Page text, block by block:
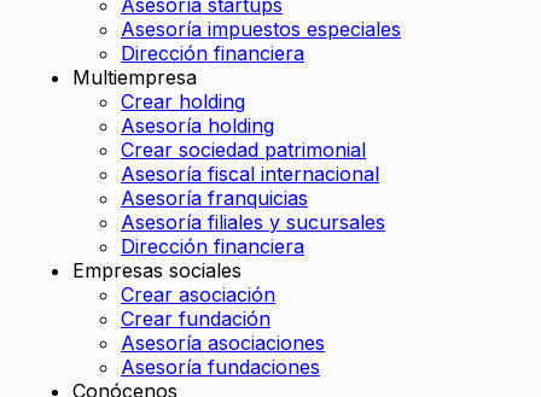
Asesoría startups
Asesoría impuestos especiales
Dirección financiera
Multiempresa
Crear holding
Asesoría holding
Crear sociedad patrimonial
Asesoría fiscal internacional
Asesoría franquicias
Asesoría filiales y sucursales
Dirección financiera
Empresas sociales
Crear asociación
Crear fundación
Asesoría asociaciones
Asesoría fundaciones
Conócenos